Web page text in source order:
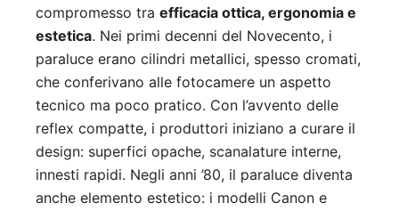
compromesso tra efficacia ottica, ergonomia e
estetica. Nei primi decenni del Novecento, i
paraluce erano cilindri metallici, spesso cromati,
che conferivano alle fotocamere un aspetto
tecnico ma poco pratico. Con l’avvento delle
reflex compatte, i produttori iniziano a curare il
design: superfici opache, scanalature interne,
innesti rapidi. Negli anni ’80, il paraluce diventa
anche elemento estetico: i modelli Canon e